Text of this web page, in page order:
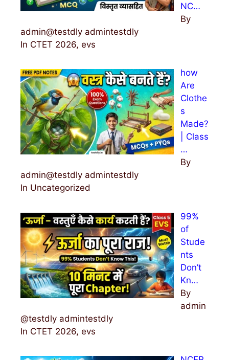
NC…
By
admin@testdly admintestdly
In CTET 2026, evs
how
Are
Clothe
s
Made?
| Class
…
By
admin@testdly admintestdly
In Uncategorized
99%
of
Stude
nts
Don’t
Kn…
By
admin
@testdly admintestdly
In CTET 2026, evs